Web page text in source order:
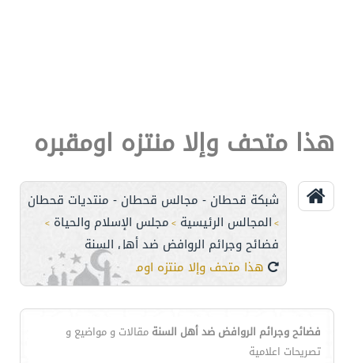
هذا متحف وإلا منتزه اومقبره
شبكة قحطان - مجالس قحطان - منتديات قحطان
> المجالس الرئيسية > مجلس الإسلام والحياة >
فضائح وجرائم الروافض ضد أهل السنة
هذا متحف وإلا منتزه اومقبره
فضائح وجرائم الروافض ضد أهل السنة مقالات و مواضيع و
تصريحات اعلامية